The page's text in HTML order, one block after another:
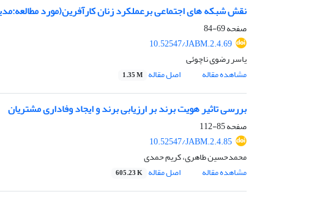
نقش شبکه های اجتماعی برعملکرد زنان کارآفرین(مورد
صفحه69-84
10.52547/JABM.2.4.69
یاسر رضوی ناچوئی
مشاهده مقاله
اصل مقاله 1.35 M
بررسی تاثیر هویت برند بر ارزیابی برند و ایجاد وفاداری مشتریان
صفحه85-112
10.52547/JABM.2.4.85
محمدحسین طاهری، کریم حمدی
مشاهده مقاله
اصل مقاله 605.23 K